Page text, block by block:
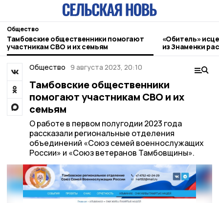
Общество
Тамбовские общественники помогают
участникам СВО и их семьям
«Обитель»
из Знаменки
Общество 9 августа 2023, 20:10
Тамбовские общественники
помогают участникам СВО и их
семьям
О работе в первом полугодии 2023 года
рассказали региональные отделения
объединений «Союз семей военнослужащих
России» и «Союз ветеранов Тамбовщины».